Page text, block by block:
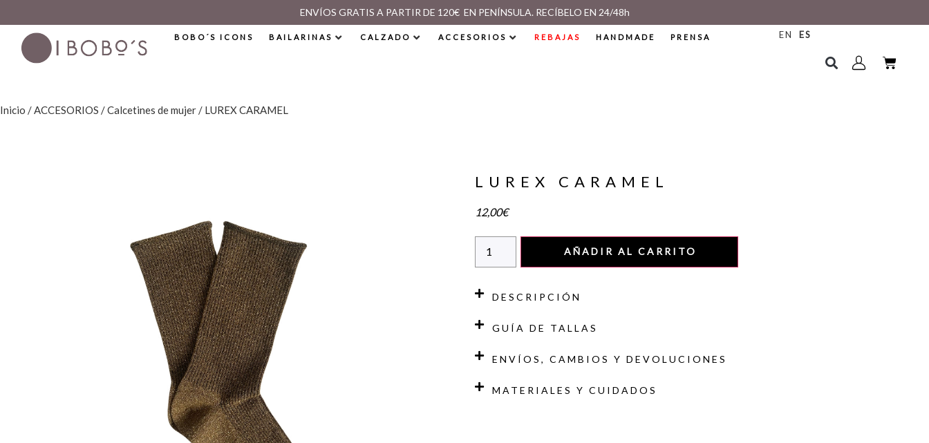
ENVÍOS GRATIS A PARTIR DE 120€ EN PENÍNSULA. RECÍBELO EN 24/48h
BOBO´S ICONS BAILARINAS CALZADO ACCESORIOS REBAJAS HANDMADE PRENSA EN ES
Inicio /ACCESORIOS /Calcetines de mujer/ LUREX CARAMEL
LUREX CARAMEL
12,00€
AÑADIR AL CARRITO
DESCRIPCIÓN
GUÍA DE TALLAS
ENVÍOS, CAMBIOS Y DEVOLUCIONES
MATERIALES Y CUIDADOS